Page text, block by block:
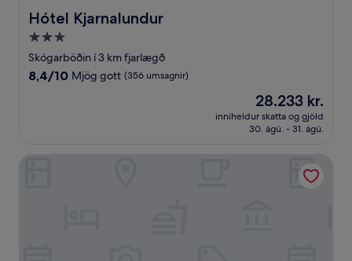
Hótel Kjarnalundur
Hótel Kjarnalundur
3.0
stjörnu
gististaður
Skógarböðin í 3 km fjarlægð
8.4
umsagnir)
8,4/10 Mjög gott (356 umsagnir)
Verðið
er
28.233 kr.
28.233 kr.
inniheldur skatta og gjöld
30. ágú. - 31. ágú.
Stokkbyggt bjálkahús með óviðjafnanlegu útsýni og sánu